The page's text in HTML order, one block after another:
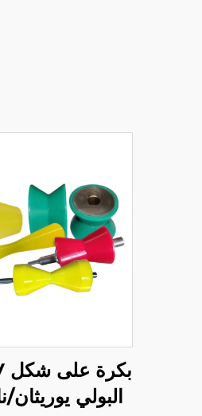
البولي